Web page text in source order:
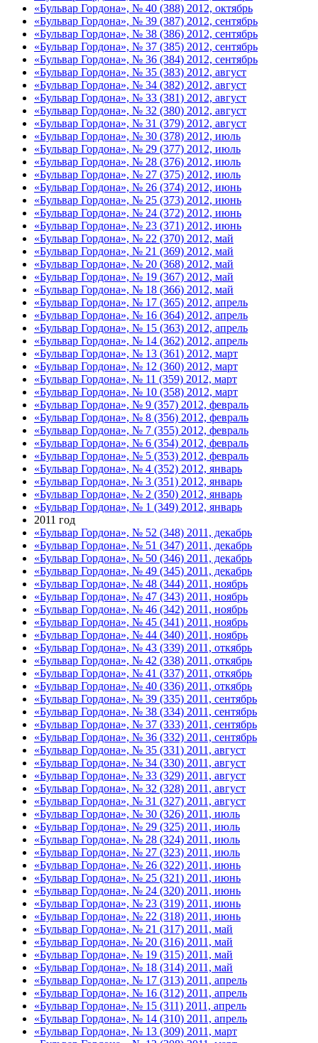
«Бульвар Гордона», № 40 (388) 2012, октябрь
«Бульвар Гордона», № 39 (387) 2012, сентябрь
«Бульвар Гордона», № 38 (386) 2012, сентябрь
«Бульвар Гордона», № 37 (385) 2012, сентябрь
«Бульвар Гордона», № 36 (384) 2012, сентябрь
«Бульвар Гордона», № 35 (383) 2012, август
«Бульвар Гордона», № 34 (382) 2012, август
«Бульвар Гордона», № 33 (381) 2012, август
«Бульвар Гордона», № 32 (380) 2012, август
«Бульвар Гордона», № 31 (379) 2012, август
«Бульвар Гордона», № 30 (378) 2012, июль
«Бульвар Гордона», № 29 (377) 2012, июль
«Бульвар Гордона», № 28 (376) 2012, июль
«Бульвар Гордона», № 27 (375) 2012, июль
«Бульвар Гордона», № 26 (374) 2012, июнь
«Бульвар Гордона», № 25 (373) 2012, июнь
«Бульвар Гордона», № 24 (372) 2012, июнь
«Бульвар Гордона», № 23 (371) 2012, июнь
«Бульвар Гордона», № 22 (370) 2012, май
«Бульвар Гордона», № 21 (369) 2012, май
«Бульвар Гордона», № 20 (368) 2012, май
«Бульвар Гордона», № 19 (367) 2012, май
«Бульвар Гордона», № 18 (366) 2012, май
«Бульвар Гордона», № 17 (365) 2012, апрель
«Бульвар Гордона», № 16 (364) 2012, апрель
«Бульвар Гордона», № 15 (363) 2012, апрель
«Бульвар Гордона», № 14 (362) 2012, апрель
«Бульвар Гордона», № 13 (361) 2012, март
«Бульвар Гордона», № 12 (360) 2012, март
«Бульвар Гордона», № 11 (359) 2012, март
«Бульвар Гордона», № 10 (358) 2012, март
«Бульвар Гордона», № 9 (357) 2012, февраль
«Бульвар Гордона», № 8 (356) 2012, февраль
«Бульвар Гордона», № 7 (355) 2012, февраль
«Бульвар Гордона», № 6 (354) 2012, февраль
«Бульвар Гордона», № 5 (353) 2012, февраль
«Бульвар Гордона», № 4 (352) 2012, январь
«Бульвар Гордона», № 3 (351) 2012, январь
«Бульвар Гордона», № 2 (350) 2012, январь
«Бульвар Гордона», № 1 (349) 2012, январь
2011 год
«Бульвар Гордона», № 52 (348) 2011, декабрь
«Бульвар Гордона», № 51 (347) 2011, декабрь
«Бульвар Гордона», № 50 (346) 2011, декабрь
«Бульвар Гордона», № 49 (345) 2011, декабрь
«Бульвар Гордона», № 48 (344) 2011, ноябрь
«Бульвар Гордона», № 47 (343) 2011, ноябрь
«Бульвар Гордона», № 46 (342) 2011, ноябрь
«Бульвар Гордона», № 45 (341) 2011, ноябрь
«Бульвар Гордона», № 44 (340) 2011, ноябрь
«Бульвар Гордона», № 43 (339) 2011, откябрь
«Бульвар Гордона», № 42 (338) 2011, откябрь
«Бульвар Гордона», № 41 (337) 2011, откябрь
«Бульвар Гордона», № 40 (336) 2011, откябрь
«Бульвар Гордона», № 39 (335) 2011, сентябрь
«Бульвар Гордона», № 38 (334) 2011, сентябрь
«Бульвар Гордона», № 37 (333) 2011, сентябрь
«Бульвар Гордона», № 36 (332) 2011, сентябрь
«Бульвар Гордона», № 35 (331) 2011, август
«Бульвар Гордона», № 34 (330) 2011, август
«Бульвар Гордона», № 33 (329) 2011, август
«Бульвар Гордона», № 32 (328) 2011, август
«Бульвар Гордона», № 31 (327) 2011, август
«Бульвар Гордона», № 30 (326) 2011, июль
«Бульвар Гордона», № 29 (325) 2011, июль
«Бульвар Гордона», № 28 (324) 2011, июль
«Бульвар Гордона», № 27 (323) 2011, июль
«Бульвар Гордона», № 26 (322) 2011, июнь
«Бульвар Гордона», № 25 (321) 2011, июнь
«Бульвар Гордона», № 24 (320) 2011, июнь
«Бульвар Гордона», № 23 (319) 2011, июнь
«Бульвар Гордона», № 22 (318) 2011, июнь
«Бульвар Гордона», № 21 (317) 2011, май
«Бульвар Гордона», № 20 (316) 2011, май
«Бульвар Гордона», № 19 (315) 2011, май
«Бульвар Гордона», № 18 (314) 2011, май
«Бульвар Гордона», № 17 (313) 2011, апрель
«Бульвар Гордона», № 16 (312) 2011, апрель
«Бульвар Гордона», № 15 (311) 2011, апрель
«Бульвар Гордона», № 14 (310) 2011, апрель
«Бульвар Гордона», № 13 (309) 2011, март